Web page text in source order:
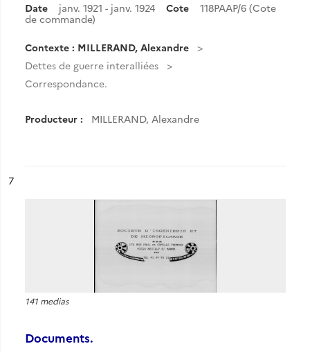
Date janv. 1921 - janv. 1924 Cote
118PAAP/6 (Cote
de commande)
Contexte : MILLERAND, Alexandre
Dettes de guerre interalliées
Correspondance.
Producteur : MILLERAND, Alexandre
n°
7
141 medias
Documents.